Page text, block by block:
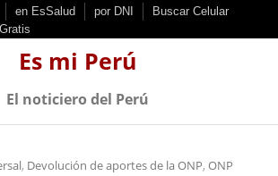
en EsSalud por DNI
Buscar Celular
Es mi Perú
El noticiero del Perú
, Devolución de aportes de la ONP,ONP